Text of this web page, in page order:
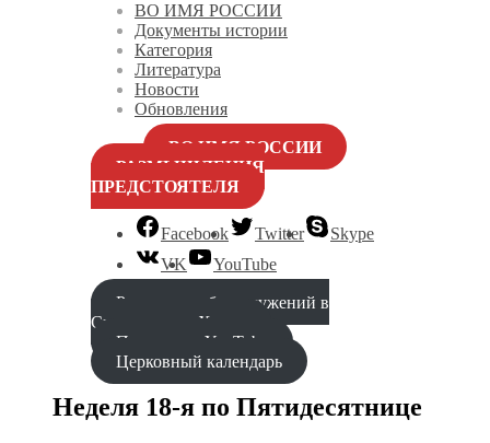
ВО ИМЯ РОССИИ
Документы истории
Категория
Литература
Новости
Обновления
ВО ИМЯ РОССИИ
РАЗМЫШЛЕНИЯ
ПРЕДСТОЯТЕЛЯ
Facebook Twitter
Skype
VK
YouTube
Расписание богослужений в
Синодальном Храме
Проповеди YouTube
Церковный календарь
Неделя 18-я по Пятидесятнице